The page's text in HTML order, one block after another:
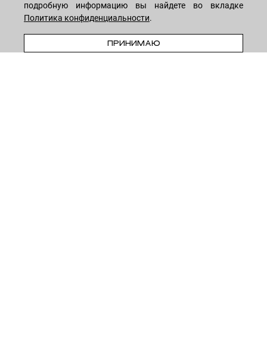
В КОРЗИНУ
МАГАЗИН
ПОКУПАТЕЛЯМ
подробную информацию вы найдете во вкладке
Политика конфиденциальности.
ПРИНИМАЮ